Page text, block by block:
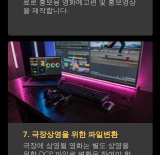
료로 홍보용 영화예고편 및 홍보영상
을 제작합니다.
7. 극장상영을 위한 파일변환
극장에 상영될 영화는 별도 상영을